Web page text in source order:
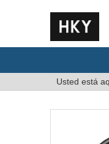
Usted está